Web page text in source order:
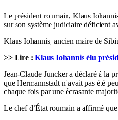
Le président roumain, Klaus
sur son système judiciaire déficient
Klaus Iohannis, ancien maire de
>> Lire : Klaus Iohannis élu
Jean-Claude Juncker a déclaré à la
que Hermannstadt n’avait pas été
chaque fois par une écrasante
Le chef d’État roumain a affirmé